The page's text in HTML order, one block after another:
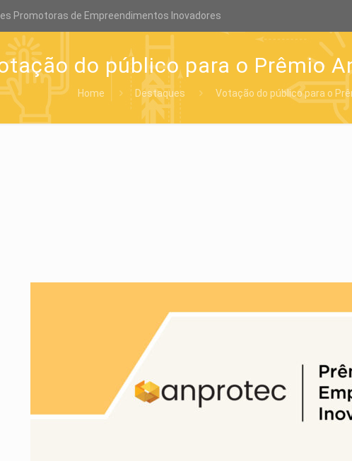
Promotoras de Empreendimentos Inovadores
do público para o Prêmio
Home Destaques Votação do público para o